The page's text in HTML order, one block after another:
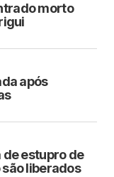
morto
após
estupro de
liberados